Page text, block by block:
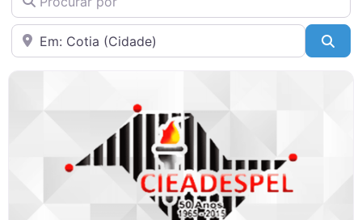
Paraná
Roraima
Santa Catarina
São Paulo
Perto de